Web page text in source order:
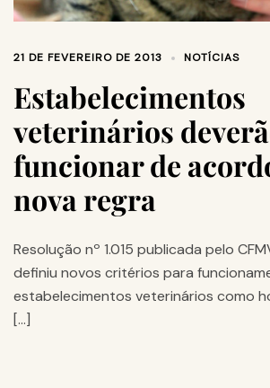
21 DE FEVEREIRO DE 2013 NOTÍCIAS
Estabelecimentos
veterinários
funcionar de
nova regra
Resolução nº 1.015 publicada pelo
definiu novos critérios para
estabelecimentos veterinários como
[…]